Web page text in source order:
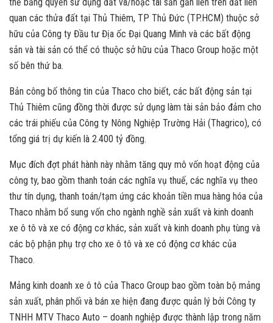
quan các thửa đất tại Thủ Thiêm, TP Thủ Đức (TP.HCM) thuộc sở
hữu của Công ty Đầu tư Địa ốc Đại Quang Minh và các bất động
sản và tài sản có thể có thuộc sở hữu của Thaco Group hoặc một
số bên thứ ba.
Bản công bố thông tin của Thaco cho biết, các bất động sản tại
Thủ Thiêm cũng đồng thời được sử dụng làm tài sản bảo đảm cho
các trái phiếu của Công ty Nông Nghiệp Trường Hải (Thagrico), có
tổng giá trị dự kiến là 2.400 tỷ đồng.
Mục đích đợt phát hành này nhằm tăng quy mô vốn hoạt động của
công ty, bao gồm thanh toán các nghĩa vụ thuế, các nghĩa vụ theo
thư tín dụng, thanh toán/tạm ứng các khoản tiền mua hàng hóa của
Thaco nhằm bổ sung vốn cho ngành nghề sản xuất và kinh doanh
xe ô tô và xe có động cơ khác, sản xuất và kinh doanh phụ tùng và
các bộ phận phụ trợ cho xe ô tô và xe có động cơ khác của
Thaco.
Mảng kinh doanh xe ô tô của Thaco Group bao gồm toàn bộ mảng
sản xuất, phân phối và bán xe hiện đang được quản lý bởi Công ty
TNHH MTV Thaco Auto – doanh nghiệp được thành lập trong năm